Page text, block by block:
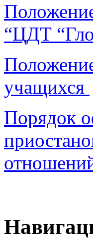
“ЦДТ
учащихся
Порядок